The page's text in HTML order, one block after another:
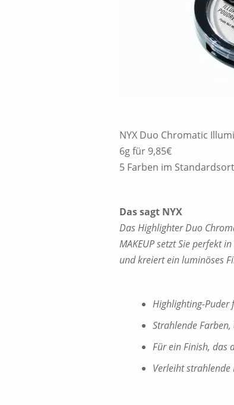
NYX Duo Chromatic
6g für 9,85€
5 Farben im
Das sagt NYX
Das Highlighter Duo
MAKEUP setzt Sie perfekt
und kreiert ein luminöses
Highlighting-Puder
Strahlende
Für ein Finish, das
Verleiht strahlende